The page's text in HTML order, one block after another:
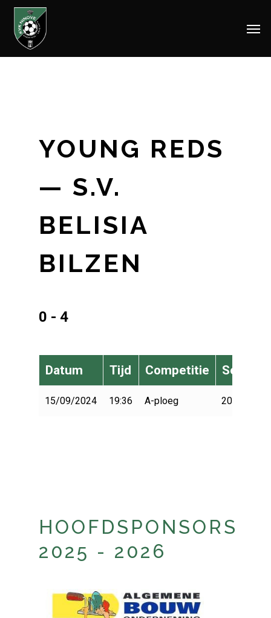
Skip
YOUNG REDS
— S.V.
BELISIA
BILZEN
0 - 4
Datum Tijd Competitie Seizoen
15/09/2024 19:36 A-ploeg 2024-2025
HOOFDSPONSORS
2025 - 2026